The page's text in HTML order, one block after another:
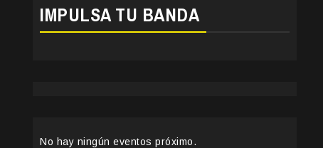
IMPULSA TU BANDA
No hay ningún eventos próximo.